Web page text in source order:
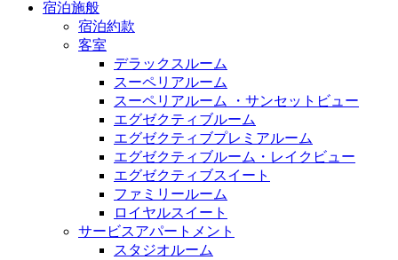
宿泊施般
宿泊約款
客室
デラックスルーム
スーペリアルーム
スーペリアルーム ・サンセットビュー
エグゼクティブルーム
エグゼクティブプレミアルーム
エグゼクティブルーム・レイクビュー
エグゼクティブスイート
ファミリールーム
ロイヤルスイート
サービスアパートメント
スタジオルーム